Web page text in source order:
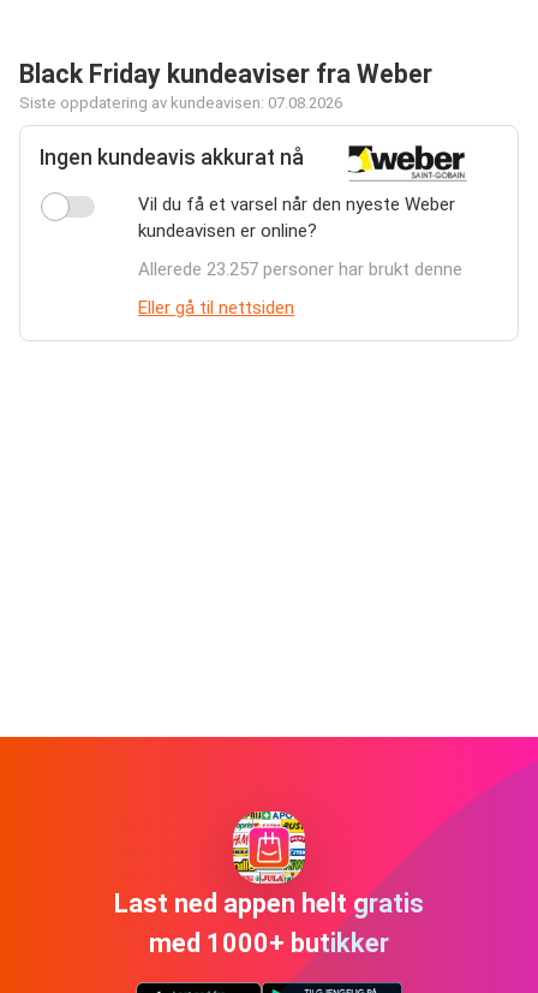
Black Friday kundeaviser fra Weber
Siste oppdatering av kundeavisen: 07.08.2026
Ingen kundeavis akkurat nå
Vil du få et varsel når den nyeste Weber
kundeavisen er online?
Allerede 23.257 personer har brukt denne
Eller gå til nettsiden
Last ned appen helt gratis
med 1000+ butikker